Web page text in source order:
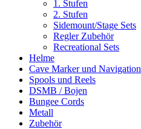
1. Stufen
2. Stufen
Sidemount/Stage Sets
Regler Zubehör
Recreational Sets
Helme
Cave Marker und Navigation
Spools und Reels
DSMB / Bojen
Bungee Cords
Metall
Zubehör